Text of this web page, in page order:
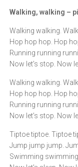
Walking, walking –
Walking walking.
Hop hop hop. Hop
Running running
Now let’s stop. Now
Walking walking.
Hop hop hop. Hop
Running running
Now let’s stop. Now
Tiptoe tiptoe. Tiptoe
Jump jump jump.
Swimming